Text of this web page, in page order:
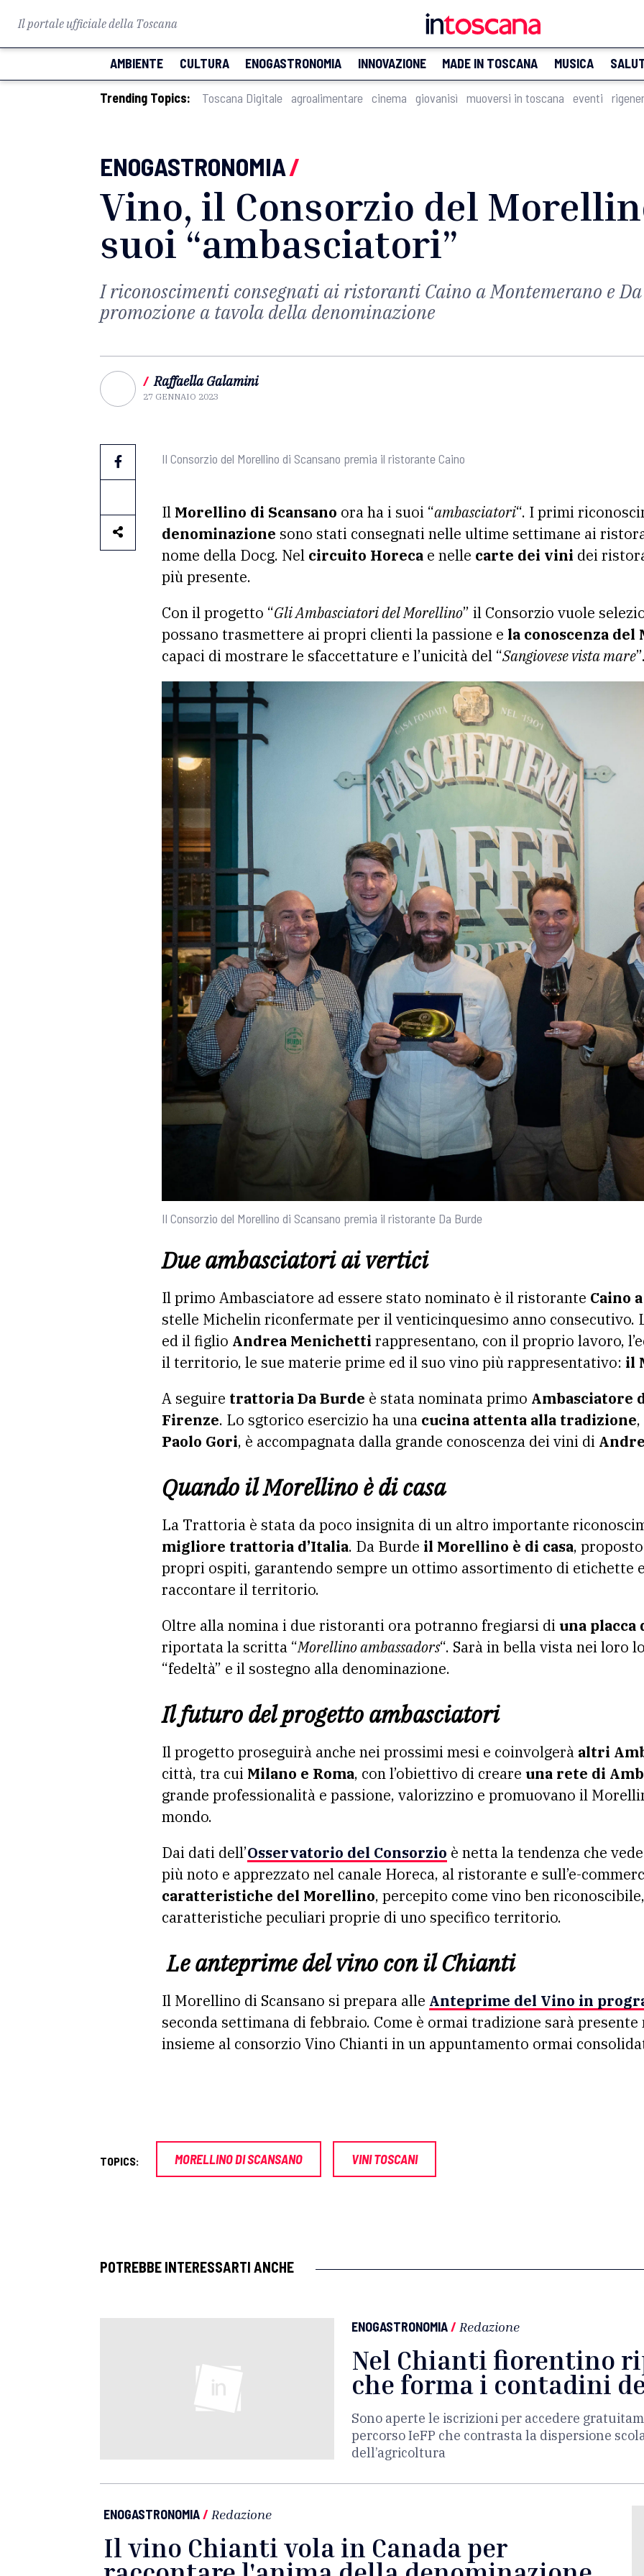
Il portale ufficiale della Toscana
AMBIENTE CULTURA ENOGASTRONOMIA INNOVAZIONE MADE IN TOSCANA MUSICA
Trending Topics: Toscana Digitale agroalimentare cinema giovanisì muoversi in toscana eventi
ENOGASTRONOMIA/
Vino, il Consorzio del
suoi “ambasciatori”
I riconoscimenti consegnati ai ristoranti Caino a Montemerano e
promozione a tavola della denominazione
/ Raffaella Galamini
27 GENNAIO 2023
Il Consorzio del Morellino di Scansano premia il ristorante Caino
Il Morellino di Scansano ora ha i suoi “ambasciatori“. I primi
denominazione sono stati consegnati nelle ultime settimane ai
nome della Docg. Nel circuito Horeca e nelle carte dei vini dei
più presente.
Con il progetto “Gli Ambasciatori del Morellino” il Consorzio vuole
possano trasmettere ai propri clienti la passione e la conoscenza
capaci di mostrare le sfaccettature e l’unicità del “Sangiovese vista mare
Il Consorzio del Morellino di Scansano premia il ristorante Da Burde
Due ambasciatori ai vertici
Il primo Ambasciatore ad essere stato nominato è il ristorante Caino
stelle Michelin riconfermate per il venticinquesimo anno consecutivo.
ed il figlio Andrea Menichetti rappresentano, con il proprio lavoro,
il territorio, le sue materie prime ed il suo vino più rappresentativo: il
A seguire trattoria Da Burde è stata nominata primo Ambasciatore
Firenze. Lo sgtorico esercizio ha una cucina attenta alla tradizione
Paolo Gori, è accompagnata dalla grande conoscenza dei vini di
Quando il Morellino è di casa
La Trattoria è stata da poco insignita di un altro importante
migliore trattoria d’Italia. Da Burde il Morellino è di casa,
propri ospiti, garantendo sempre un ottimo assortimento di etichette
raccontare il territorio.
Oltre alla nomina i due ristoranti ora potranno fregiarsi di una placca
riportata la scritta “Morellino ambassadors“. Sarà in bella vista nei loro
“fedeltà” e il sostegno alla denominazione.
Il futuro del progetto ambasciatori
Il progetto proseguirà anche nei prossimi mesi e coinvolgerà altri
città, tra cui Milano e Roma, con l’obiettivo di creare una rete di
grande professionalità e passione, valorizzino e promuovano il
mondo.
Dai dati dell’Osservatorio del Consorzio è netta la tendenza che
più noto e apprezzato nel canale Horeca, al ristorante e sull’e-
caratteristiche del Morellino, percepito come vino ben
caratteristiche peculiari proprie di uno specifico territorio.
Le anteprime del vino con il Chianti
Il Morellino di Scansano si prepara alle Anteprime del Vino in
seconda settimana di febbraio. Come è ormai tradizione sarà
insieme al consorzio Vino Chianti in un appuntamento ormai
TOPICS: MORELLINO DI SCANSANO VINI TOSCANI
POTREBBE INTERESSARTI ANCHE
ENOGASTRONOMIA/ Redazione
Nel Chianti fiorentino
che forma i contadini
Sono aperte le iscrizioni per accedere
percorso IeFP che contrasta la dispersione
dell’agricoltura
ENOGASTRONOMIA/ Redazione
Il vino Chianti vola in Canada per